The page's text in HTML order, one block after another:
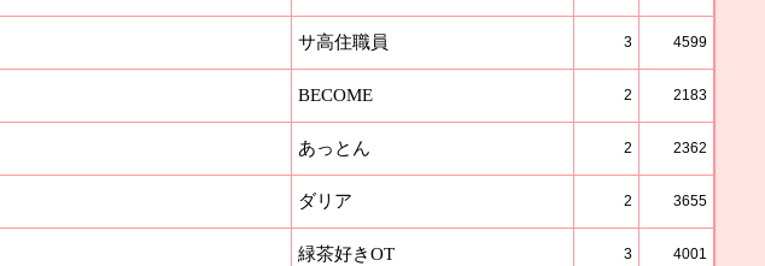
サ高住職員 3 4599
BECOME 2 2183
あっとん 2 2362
ダリア 2 3655
緑茶好きOT 3 4001